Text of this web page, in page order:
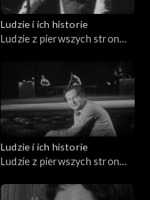
Ludzie i ich historie
Ludzie z pierwszych stron
Ludzie i ich historie
Ludzie z pierwszych stron